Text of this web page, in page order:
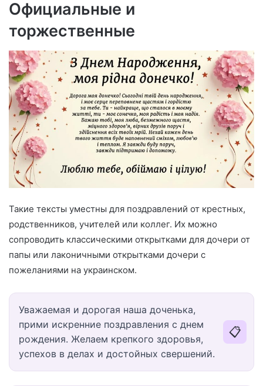
Официальные и
торжественные
Такие тексты уместны для поздравлений от крестных,
родственников, учителей или коллег. Их можно
сопроводить классическими открытками для дочери от
папы или лаконичными открытками дочери с
пожеланиями на украинском.
Уважаемая и дорогая наша доченька,
прими искренние поздравления с днем
рождения. Желаем крепкого здоровья,
успехов в делах и достойных свершений.
📋